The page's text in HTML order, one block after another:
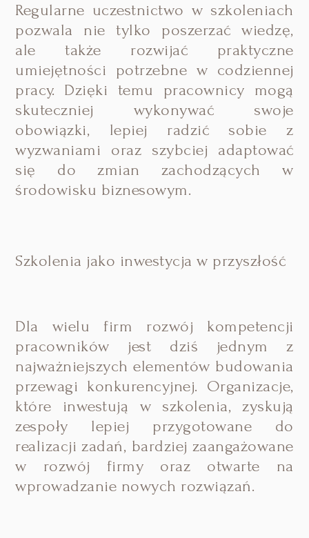
Regularne uczestnictwo w szkoleniach
pozwala nie tylko poszerzać wiedzę,
ale także rozwijać praktyczne
umiejętności potrzebne w codziennej
pracy. Dzięki temu pracownicy mogą
skuteczniej wykonywać swoje
obowiązki, lepiej radzić sobie z
wyzwaniami oraz szybciej adaptować
się do zmian zachodzących w
środowisku biznesowym.
Szkolenia jako inwestycja w przyszłość
Dla wielu firm rozwój kompetencji
pracowników jest dziś jednym z
najważniejszych elementów budowania
przewagi konkurencyjnej. Organizacje,
które inwestują w szkolenia, zyskują
zespoły lepiej przygotowane do
realizacji zadań, bardziej zaangażowane
w rozwój firmy oraz otwarte na
wprowadzanie nowych rozwiązań.